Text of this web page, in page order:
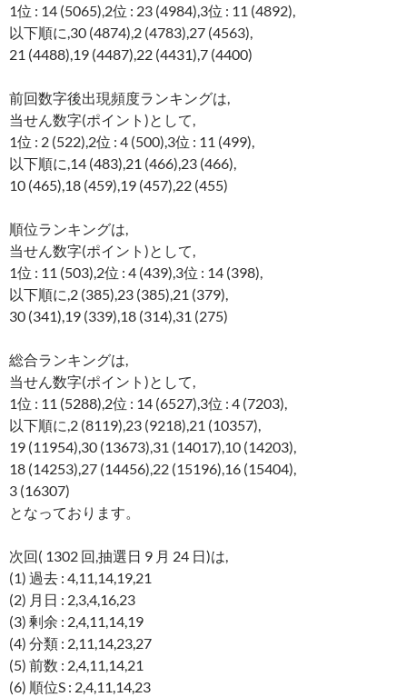
1位 : 14 (5065),2位 : 23 (4984),3位 : 11 (4892),
以下順に,30 (4874),2 (4783),27 (4563),
21 (4488),19 (4487),22 (4431),7 (4400)
前回数字後出現頻度ランキングは,
当せん数字(ポイント)として,
1位 : 2 (522),2位 : 4 (500),3位 : 11 (499),
以下順に,14 (483),21 (466),23 (466),
10 (465),18 (459),19 (457),22 (455)
順位ランキングは,
当せん数字(ポイント)として,
1位 : 11 (503),2位 : 4 (439),3位 : 14 (398),
以下順に,2 (385),23 (385),21 (379),
30 (341),19 (339),18 (314),31 (275)
総合ランキングは,
当せん数字(ポイント)として,
1位 : 11 (5288),2位 : 14 (6527),3位 : 4 (7203),
以下順に,2 (8119),23 (9218),21 (10357),
19 (11954),30 (13673),31 (14017),10 (14203),
18 (14253),27 (14456),22 (15196),16 (15404),
3 (16307)
となっております。
次回( 1302 回,抽選日 9 月 24 日)は,
(1) 過去 : 4,11,14,19,21
(2) 月日 : 2,3,4,16,23
(3) 剰余 : 2,4,11,14,19
(4) 分類 : 2,11,14,23,27
(5) 前数 : 2,4,11,14,21
(6) 順位S : 2,4,11,14,23